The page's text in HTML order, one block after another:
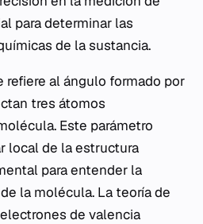
para determinar las
de la sustancia.
refiere al ángulo formado por
tres átomos
Este parámetro
local de la estructura
para entender la
la molécula. La teoría de
de valencia